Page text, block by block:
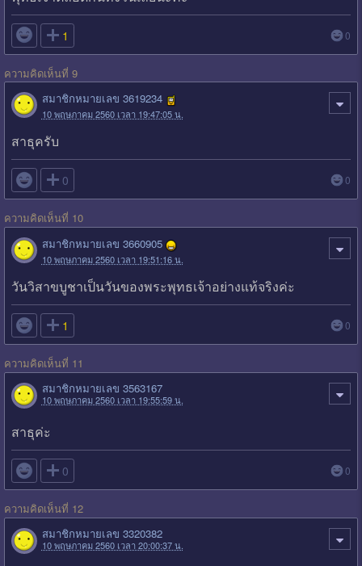
 1 0
ความคิดเห็นที่ 9
สมาชิกหมายเลข 3619234
10 พฤษภาคม 2560 เวลา 19:47:05 น.
สาธุครับ
 0 0
ความคิดเห็นที่ 10
สมาชิกหมายเลข 3660905
10 พฤษภาคม 2560 เวลา 19:51:16 น.
วันวิสาขบูชาเป็นวันของพระพุทธเจ้าอย่างแท้จริงค่ะ
 1 0
ความคิดเห็นที่ 11
สมาชิกหมายเลข 3563167
10 พฤษภาคม 2560 เวลา 19:55:59 น.
สาธุค่ะ
 0 0
ความคิดเห็นที่ 12
สมาชิกหมายเลข 3320382
10 พฤษภาคม 2560 เวลา 20:00:37 น.